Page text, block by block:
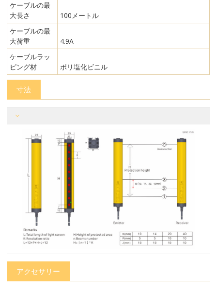
ケーブルの最
大長さ
100メートル
ケーブルの最
大荷重
4.9A
ケーブルラッ
ピング材
ポリ塩化ビニル
寸法
アクセサリー